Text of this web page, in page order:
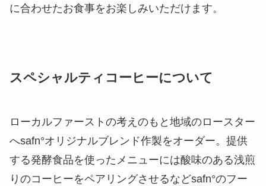
に合わせたお食事をお楽しみいただけます。
スペシャルティコーヒーについて
ローカルファーストの考えのもと地域のロースター
へsafn°オリジナルブレンド作製をオーダー。提供
する発酵食品を使ったメニューには酸味のある浅煎
りのコーヒーをペアリングさせるなどsafn°のフー